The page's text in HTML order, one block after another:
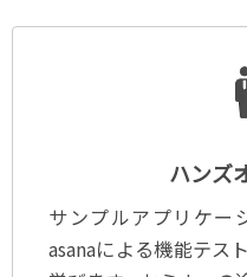
ハンズ
サンプルアプリケー
asanaによる機能テス